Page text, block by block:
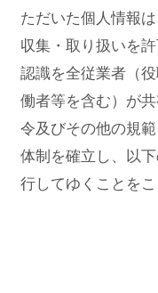
ただいた個人情報
収集・取り扱いを
認識を全従業者（
働者等を含む）が
令及びその他の規
体制を確立し、以
行してゆくことをこ